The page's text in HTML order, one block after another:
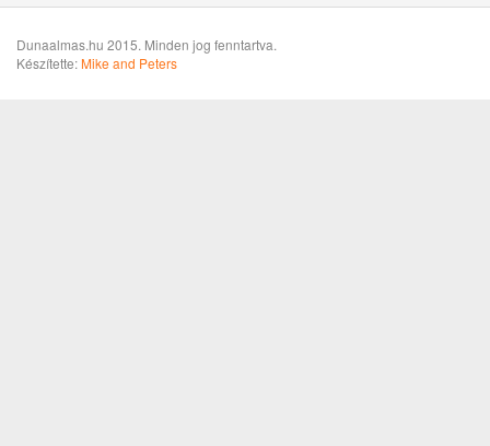
Dunaalmas.hu 2015. Minden jog fenntartva.
Készítette:Mike and Peters